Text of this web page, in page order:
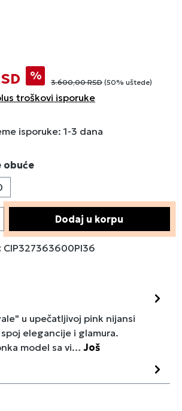
% 3.600,00 RSD (50% uštede)
troškovi isporuke
isporuke: 1-3 dana
obuće
Unesite željenu
Dodaj u korpu
CIP327363600PI36
u upečatljivoj pink nijansi
elegancije i glamura.
model sa vi…Još